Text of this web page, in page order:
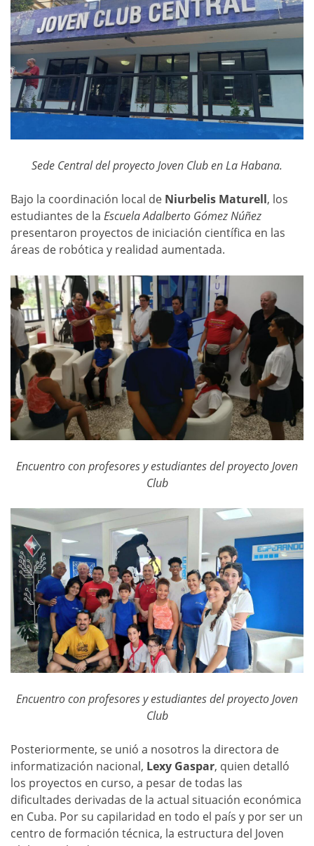
Sede Central del proyecto Joven Club en La Habana.
Bajo la coordinación local de Niurbelis Maturell, los
estudiantes de la Escuela Adalberto Gómez Núñez
presentaron proyectos de iniciación científica en las
áreas de robótica y realidad aumentada.
Encuentro con profesores y estudiantes del proyecto Joven
Club
Encuentro con profesores y estudiantes del proyecto Joven
Club
Posteriormente, se unió a nosotros la directora de
informatización nacional, Lexy Gaspar, quien detalló
los proyectos en curso, a pesar de todas las
dificultades derivadas de la actual situación económica
en Cuba. Por su capilaridad en todo el país y por ser un
centro de formación técnica, la estructura del Joven